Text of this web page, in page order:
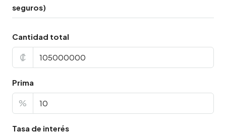
seguros)
Cantidad total
₡
Prima
%
Tasa de interés